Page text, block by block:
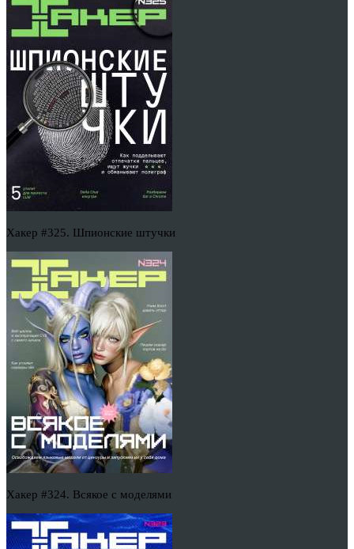
Хакер #325. Шпионские штучки
Хакер #324. Всякое с моделями